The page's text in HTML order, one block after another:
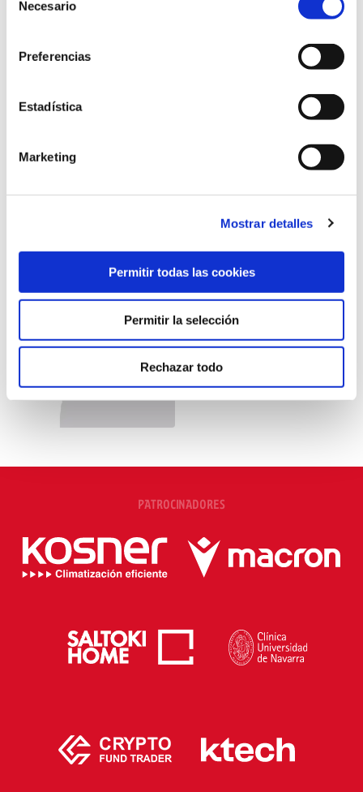
Necesario
Preferencias
Estadística
Marketing
Mostrar detalles
Permitir todas las cookies
Permitir la selección
Rechazar todo
PATROCINADORES